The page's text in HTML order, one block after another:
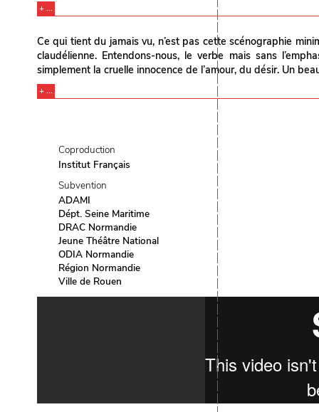
+ ...
Ce qui tient du jamais vu, n’est pas cette scénographie
claudélienne. Entendons-nous, le verbe mais sans
simplement la cruelle innocence de l’amour, du désir. Un
+ ...
Coproduction
Institut Français
Subvention
ADAMI
Dépt. Seine Maritime
DRAC Normandie
Jeune Théâtre National
ODIA Normandie
Région Normandie
Ville de Rouen